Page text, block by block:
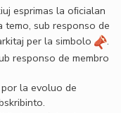
esprimas la oﬁcialan
sub responso de
per la simbolo
.
responso de membro
la evoluo de